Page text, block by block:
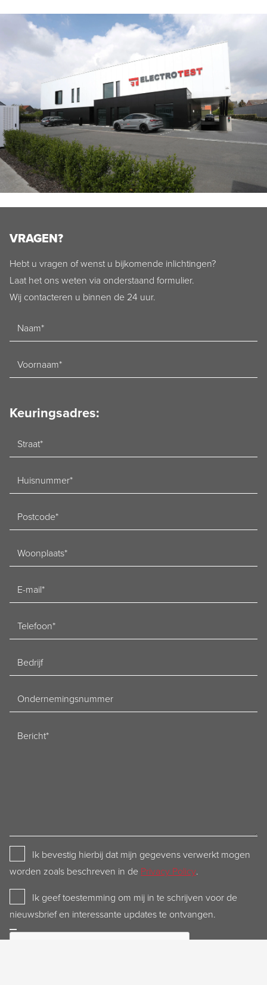
VRAGEN?
Hebt u vragen of wenst u bijkomende inlichtingen?
Laat het ons weten via onderstaand formulier.
Wij contacteren u binnen de 24 uur.
Naam
Voornaam
Keuringsadres:
Straat
Huisnummer
Postcode
Woonplaats
mailadres
Telefoon
Bedrijf
Ondernemingsnummer
Privacy
Policy
Ik bevestig hierbij dat mijn gegevens verwerkt mogen
worden zoals beschreven in de Privacy Policy.
Newsletter
Ik geef toestemming om mij in te schrijven voor de
nieuwsbrief en interessante updates te ontvangen.
CAPTCHA